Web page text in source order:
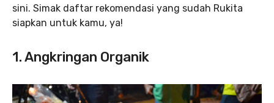
sini. Simak daftar rekomendasi yang sudah Rukita
siapkan untuk kamu, ya!
1. Angkringan Organik